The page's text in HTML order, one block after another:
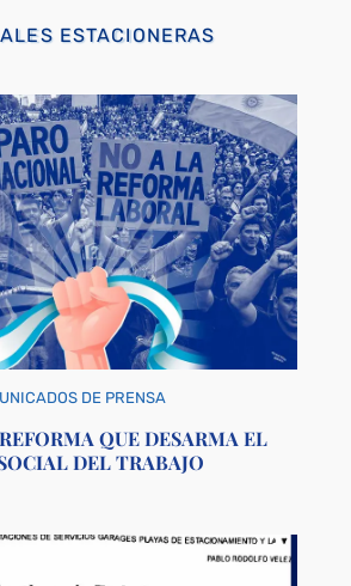
ESTACIONERAS
DE PRENSA
QUE DESARMA EL
DEL TRABAJO